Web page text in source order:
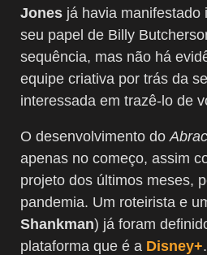
Jones já havia manifestado
seu papel de Billy
sequência, mas não há
equipe criativa por trás da
interessada em trazê-lo de
O desenvolvimento do
apenas no começo, assim
projeto dos últimos meses,
pandemia. Um roteirista e
Shankman) já foram
plataforma que é a Disney+.